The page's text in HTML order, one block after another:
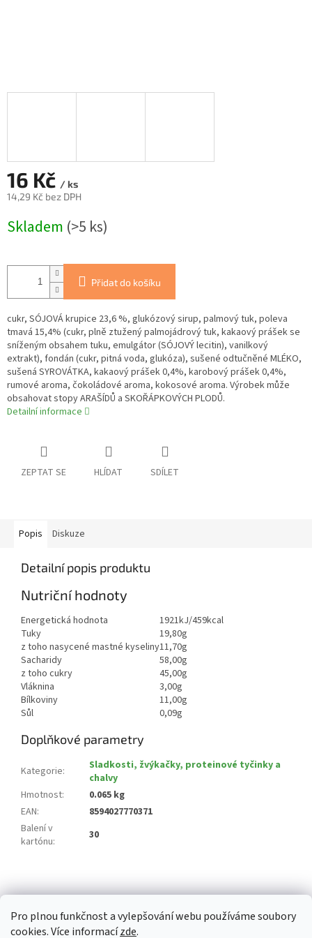
Pro plnou funkčnost a vylepšování webu používáme soubory
cookies. Více informacízde.
16 Kč / ks
14,29 Kč bez DPH
cena:
Skladem (>5 ks)
Přidat do košíku
cukr, SÓJOVÁ krupice 23,6 %, glukózový sirup, palmový tuk, poleva
tmavá 15,4% (cukr, plně ztužený palmojádrový tuk, kakaový prášek se
sníženým obsahem tuku, emulgátor (SÓJOVÝ lecitin), vanilkový
extrakt), fondán (cukr, pitná voda, glukóza), sušené odtučněné MLÉKO,
sušená SYROVÁTKA, kakaový prášek 0,4%, karobový prášek 0,4%,
rumové aroma, čokoládové aroma, kokosové aroma. Výrobek může
obsahovat stopy ARAŠÍDŮ a SKOŘÁPKOVÝCH PLODŮ.
Detailní informace
ZEPTAT SE HLÍDAT SDÍLET
Popis Diskuze
Detailní popis produktu
Nutriční hodnoty
Energetická hodnota
1921kJ/459kcal
Tuky
19,80g
z toho nasycené mastné kyseliny11,70g
Sacharidy
58,00g
z toho cukry
45,00g
Vláknina
3,00g
Bílkoviny
11,00g
Sůl
0,09g
Doplňkové parametry
Kategorie:
Sladkosti, žvýkačky, proteinové tyčinky a
chalvy
Hmotnost:
0.065 kg
EAN:
8594027770371
Balení v
kartónu: 30
á